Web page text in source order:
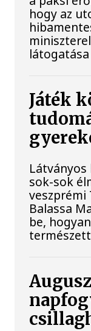
hogy az
Játék
sok-sok
veszprémi
Balassa
be,